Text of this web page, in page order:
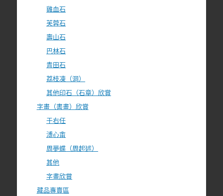
雞血石
芙蓉石
壽山石
巴林石
青田石
荔枝凍（洞）
其他印石（石章）欣賞
字畫（書畫）欣賞
于右任
溥心畬
周夢蝶（周起述）
其他
字畫欣賞
藏品專賣區